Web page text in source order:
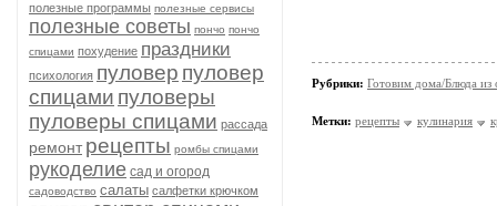
полезные программы полезные сервисы
полезные советы пончо пончо
спицами похудение праздники
психология пуловер пуловер
спицами пуловеры
пуловеры спицами рассада
ремонт рецепты ромбы спицами
рукоделие сад и огород
садоводство салаты салфетки крючком
Рубрики: Готовим дома/Блюда из
Метки: рецепты кулинария